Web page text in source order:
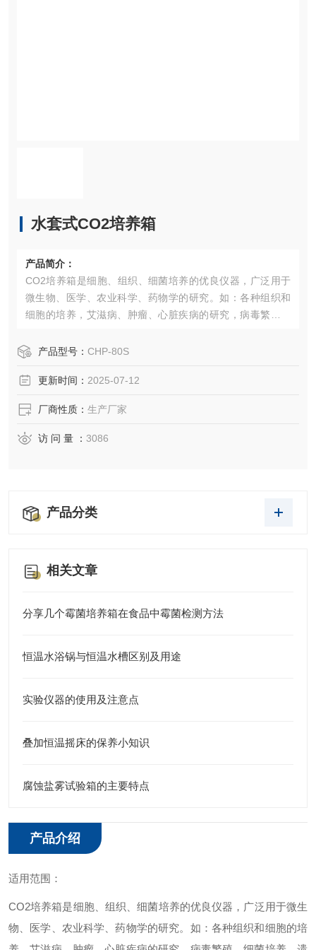
水套式CO2培养箱
产品简介：
CO2培养箱是细胞、组织、细菌培养的优良仪器，广泛用于
微生物、医学、农业科学、药物学的研究。如：各种组织和
细胞的培养，艾滋病、肿瘤、心脏疾病的研究，病毒繁殖、
物学、免疫学等。
产品型号： CHP-80S
更新时间： 2025-07-12
厂商性质： 生产厂家
访 问 量 ： 3086
产品分类
相关文章
分享几个霉菌培养箱在食品中霉菌检测方法
恒温水浴锅与恒温水槽区别及用途
实验仪器的使用及注意点
叠加恒温摇床的保养小知识
腐蚀盐雾试验箱的主要特点
产品介绍
适用范围：
CO2培养箱是细胞、组织、细菌培养的优良仪器，广泛用于微生
物、医学、农业科学、药物学的研究。如：各种组织和细胞的培